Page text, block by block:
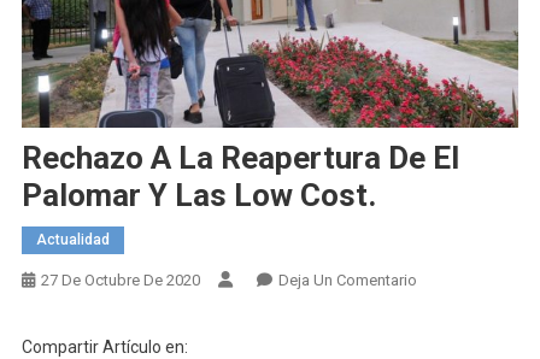
Rechazo A La Reapertura De El
Palomar Y Las Low Cost.
Actualidad
27 De Octubre De 2020 Deja Un ComentarioEn
Compartir Artículo en: